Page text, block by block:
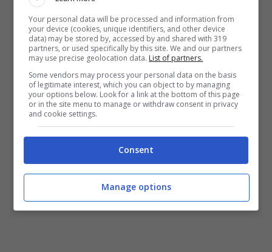
sono tutti uomini. Un dato che fa
sicuramente riflettere, ma siamo certi che
Naomi, dall’alto dei suoi37,4 milioni di
dollari,non se ne starà facendo un così
grande cruccio. La sportiva donna più
pagata della storia, come dimostra anche
questo grafico di ‘Sports Freak’: avrà di
che essere felice!
Your personal data will be processed and information from
your device (cookies, unique identifiers, and other device
data) may be stored by, accessed by and shared with 319
partners, or used specifically by this site. We and our partners
may use precise geolocation data. List of partners.
Some vendors may process your personal data on the basis
of legitimate interest, which you can object to by managing
your options below. Look for a link at the bottom of this page
or in the site menu to manage or withdraw consent in privacy
and cookie settings.
Consent
Manage options